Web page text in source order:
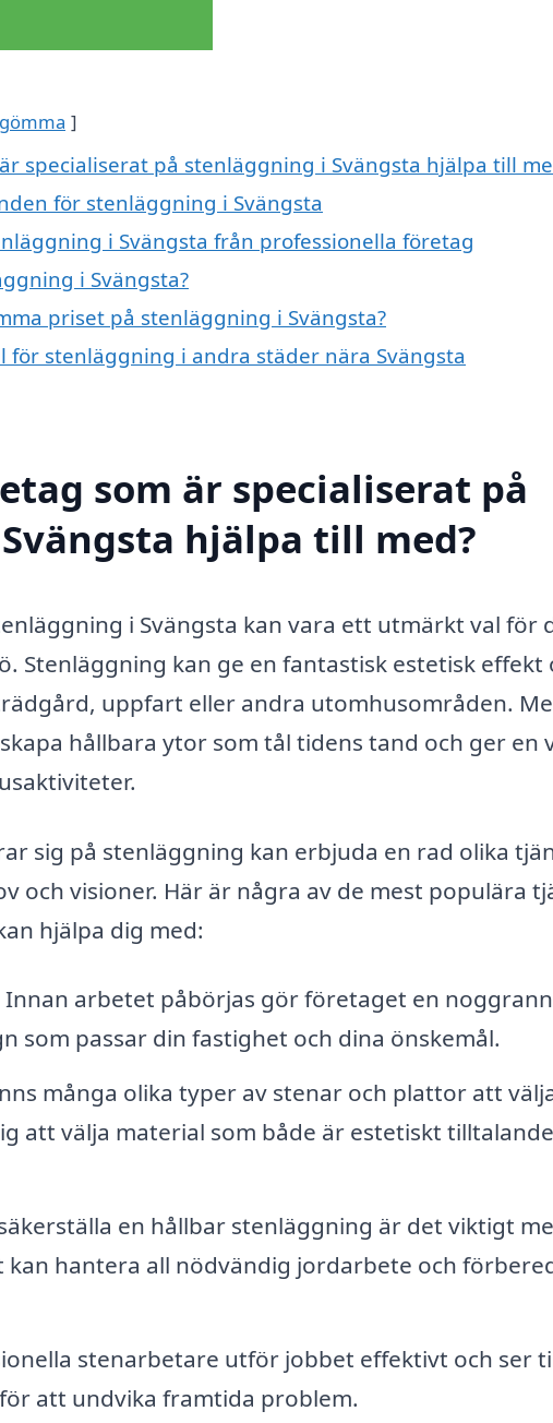
gömma
specialiserat på stenläggning i Svängsta hjälpa till
för stenläggning i Svängsta
i Svängsta från professionella företag
i Svängsta?
priset på stenläggning i Svängsta?
för stenläggning i andra städer nära Svängsta
som är specialiserat på
hjälpa till med?
i Svängsta kan vara ett utmärkt val för
Stenläggning kan ge en fantastisk estetisk effekt
uppfart eller andra utomhusområden.
hållbara ytor som tål tidens tand och ger en
sig på stenläggning kan erbjuda en rad olika
och visioner. Här är några av de mest populära
hjälpa dig med:
Innan arbetet påbörjas gör företaget en
som passar din fastighet och dina önskemål.
många olika typer av stenar och plattor att
att välja material som både är estetiskt
en hållbar stenläggning är det viktigt
hantera all nödvändig jordarbete och
stenarbetare utför jobbet effektivt och ser
att undvika framtida problem.